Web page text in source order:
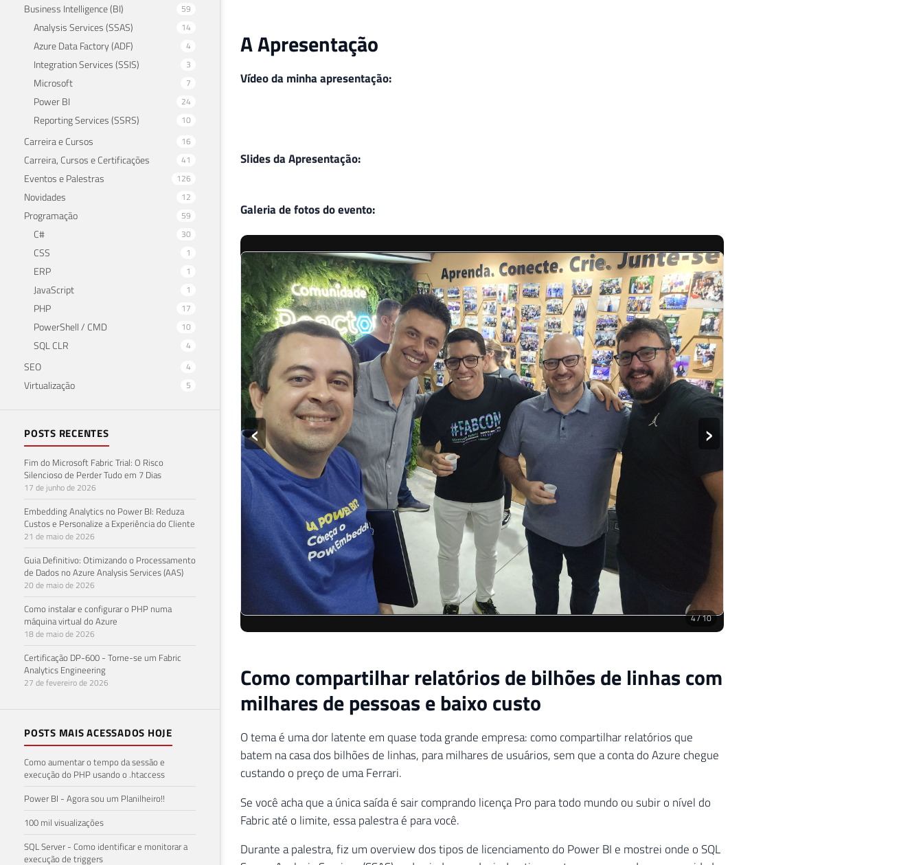
Business Intelligence (BI) 59
Analysis Services (SSAS) 14
Azure Data Factory (ADF) 4
Integration Services (SSIS) 3
Microsoft 7
Power BI 24
Reporting Services (SSRS) 10
Carreira e Cursos 16
Carreira, Cursos e Certificações 41
Eventos e Palestras 126
Novidades 12
Programação 59
C# 30
CSS 1
ERP 1
JavaScript 1
PHP 17
PowerShell / CMD 10
SQL CLR 4
SEO 4
Virtualização 5
POSTS RECENTES
Fim do Microsoft Fabric Trial: O Risco
Silencioso de Perder Tudo em 7 Dias
17 de junho de 2026
Embedding Analytics no Power BI: Reduza
Custos e Personalize a Experiência do Cliente
21 de maio de 2026
Guia Definitivo: Otimizando o Processamento
de Dados no Azure Analysis Services (AAS)
20 de maio de 2026
Como instalar e configurar o PHP numa
máquina virtual do Azure
18 de maio de 2026
Certificação DP-600 - Torne-se um Fabric
Analytics Engineering
27 de fevereiro de 2026
POSTS MAIS ACESSADOS HOJE
Como aumentar o tempo da sessão e
execução do PHP usando o .htaccess
Power BI - Agora sou um Planilheiro!!
100 mil visualizações
SQL Server - Como identificar e monitorar a
execução de triggers
A Apresentação
Vídeo da minha apresentação:
Slides da Apresentação:
Galeria de fotos do evento:
‹ ›
5/10
Como compartilhar relatórios de bilhões de linhas com
milhares de pessoas e baixo custo
O tema é uma dor latente em quase toda grande empresa: como compartilhar relatórios que
batem na casa dos bilhões de linhas, para milhares de usuários, sem que a conta do Azure chegue
custando o preço de uma Ferrari.
Se você acha que a única saída é sair comprando licença Pro para todo mundo ou subir o nível do
Fabric até o limite, essa palestra é para você.
Durante a palestra, fiz um overview dos tipos de licenciamento do Power BI e mostrei onde o SQL
Server Analysis Services (SSAS) pode ajudar a reduzir drasticamente o consumo da sua capacidade
Fabric/Power BI Embedded.
O Cenário: O Mito do Bilhão de Linhas
Antes de falarmos de preço, precisamos falar de arquitetura. Quando um usuário pede um
relatório de 1 bilhão de linhas, a primeira pergunta deve ser: Por quê?
Ninguém analisa 1 bilhão de linhas individualmente no Power BI. Se o usuário quer filtrar uma
nota fiscal específica no meio de um oceano de dados, talvez o Power BI não seja a ferramenta;
talvez ele precise de uma aplicação. No BI, trabalhamos com agregação. Porém, se o cenário
realmente exige essa volumetria para análise de tendências históricas, a estratégia de
licenciamento e o motor de processamento passam a ser críticos para a viabilidade financeira do
projeto.